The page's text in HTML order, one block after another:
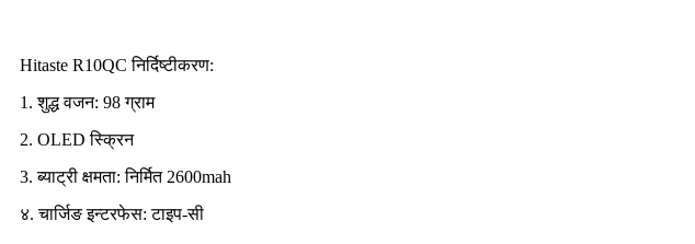
Hitaste R10QC निर्दिष्टीकरण:
1. शुद्ध वजन: 98 ग्राम
2. OLED स्क्रिन
3. ब्याट्री क्षमता: निर्मित 2600mah
४. चार्जिङ इन्टरफेस: टाइप-सी